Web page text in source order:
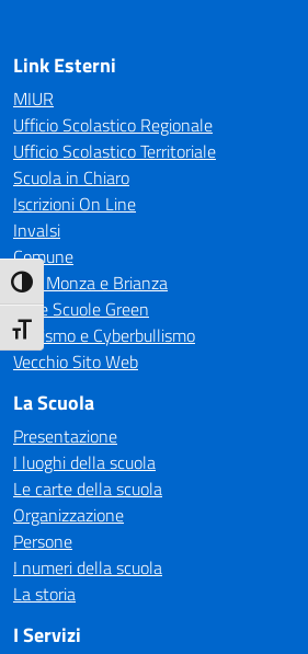
Attiva/disattiva alto contrasto
Attiva/disattiva dimensione testo
Link Esterni
MIUR
Ufficio Scolastico Regionale
Ufficio Scolastico Territoriale
Scuola in Chiaro
Iscrizioni On Line
Invalsi
Comune
CTS Monza e Brianza
Rete Scuole Green
Bullismo e Cyberbullismo
Vecchio Sito Web
La Scuola
Presentazione
I luoghi della scuola
Le carte della scuola
Organizzazione
Persone
I numeri della scuola
La storia
I Servizi